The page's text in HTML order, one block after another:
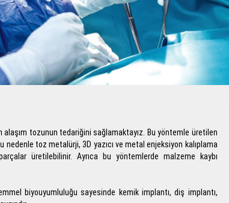
tozunun tedariğini sağlamaktayız. Bu yöntemle üretilen
toz metalürji, 3D yazıcı ve metal enjeksiyon kalıplama
üretilebilinir. Ayrıca bu yöntemlerde malzeme kaybı
biyouyumluluğu sayesinde kemik implantı, diş implantı,